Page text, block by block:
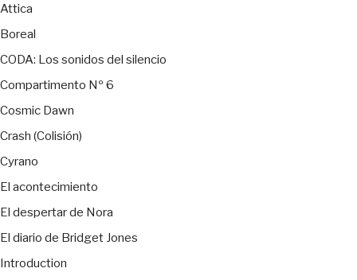
Attica
Boreal
CODA: Los sonidos del silencio
Compartimento Nº 6
Cosmic Dawn
Crash (Colisión)
Cyrano
El acontecimiento
El despertar de Nora
El diario de Bridget Jones
Introduction